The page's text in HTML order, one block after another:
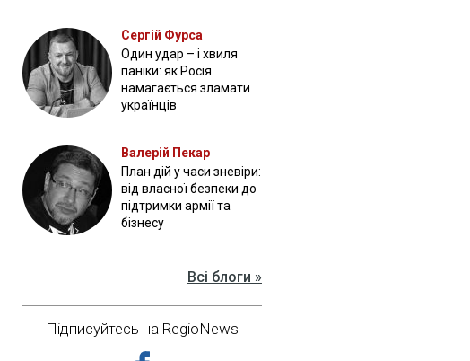
Сергій Фурса
Один удар – і хвиля
паніки: як Росія
намагається зламати
українців
Валерій Пекар
План дій у часи зневіри:
від власної безпеки до
підтримки армії та
бізнесу
Всі блоги »
Підписуйтесь на RegioNews